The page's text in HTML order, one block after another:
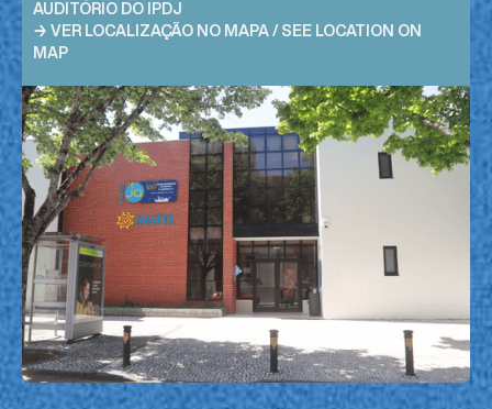
AUDITÓRIO DO IPDJ
→ VER LOCALIZAÇÃO NO MAPA / SEE LOCATION ON
MAP